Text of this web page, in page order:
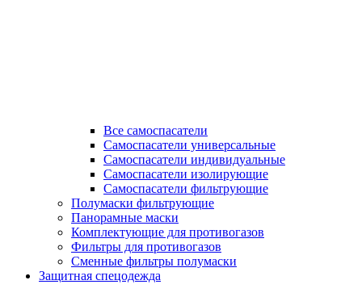
Все самоспасатели
Самоспасатели универсальные
Самоспасатели индивидуальные
Самоспасатели изолирующие
Самоспасатели фильтрующие
Полумаски фильтрующие
Панорамные маски
Комплектующие для противогазов
Фильтры для противогазов
Сменные фильтры полумаски
Защитная спецодежда